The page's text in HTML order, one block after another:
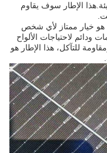
الإطار سوف يقاوم
هو خيار ممتاز لأي شخص
ودائم لاحتياجات الألواح
للتآكل، هذا الإطار هو